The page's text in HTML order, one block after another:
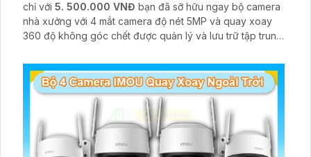
chỉ với 5. 500.000 VNĐ bạn đã sỡ hữu ngay bộ camera
nhà xưởng với 4 mắt camera độ nét 5MP và quay xoay
360 độ không góc chết được quản lý và lưu trữ tập trung